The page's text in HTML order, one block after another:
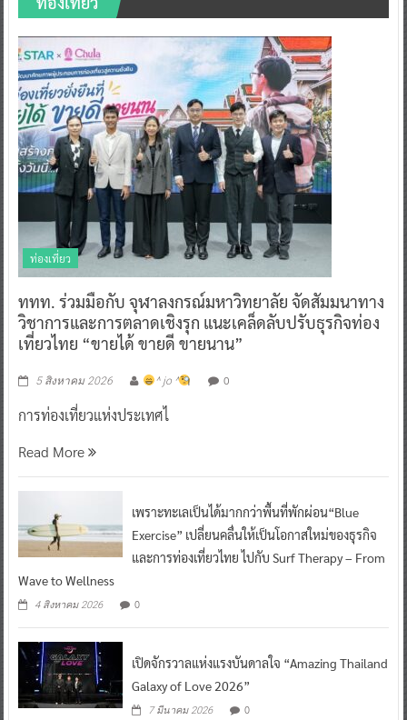
ท่องเที่ยว
ททท. ร่วมมือกับ จุฬาลงกรณ์มหาวิทยาลัย จัดสัมมนาทาง
วิชาการและการตลาดเชิงรุก แนะเคล็ดลับปรับธุรกิจท่อง
เที่ยวไทย “ขายได้ ขายดี ขายนาน”
5 สิงหาคม 2026 ^ jo ^ 0
การท่องเที่ยวแห่งประเทศไ
Read More
เพราะทะเลเป็นได้มากกว่าพื้นที่พักผ่อน“Blue
Exercise” เปลี่ยนคลื่นให้เป็นโอกาสใหม่ของธุรกิจ
และการท่องเที่ยวไทย ไปกับ Surf Therapy – From
Wave to Wellness
4 สิงหาคม 2026 0
เปิดจักรวาลแห่งแรงบันดาลใจ “Amazing Thailand
Galaxy of Love 2026”
7 มีนาคม 2026 0